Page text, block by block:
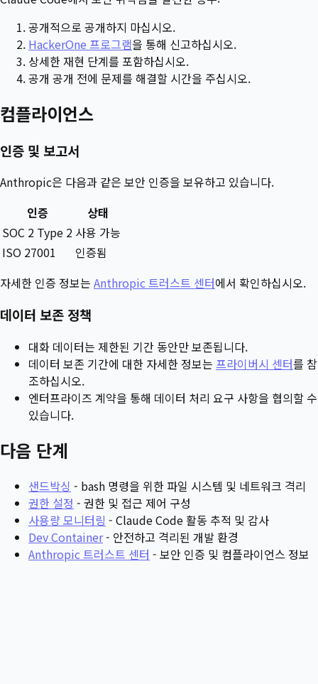
공개적으로 공개하지 마십시오.
HackerOne 프로그램을 통해 신고하십시오.
상세한 재현 단계를 포함하십시오.
공개 공개 전에 문제를 해결할 시간을 주십시오.
컴플라이언스
인증 및 보고서
Anthropic은 다음과 같은 보안 인증을 보유하고 있습니다.
인증
상태
SOC 2 Type 2 사용 가능
ISO 27001
인증됨
자세한 인증 정보는 Anthropic 트러스트 센터에서 확인하십시오.
데이터 보존 정책
대화 데이터는 제한된 기간 동안만 보존됩니다.
데이터 보존 기간에 대한 자세한 정보는 프라이버시 센터를 참
조하십시오.
엔터프라이즈 계약을 통해 데이터 처리 요구 사항을 협의할 수
있습니다.
다음 단계
샌드박싱 - bash 명령을 위한 파일 시스템 및 네트워크 격리
권한 설정 - 권한 및 접근 제어 구성
사용량 모니터링 - Claude Code 활동 추적 및 감사
Dev Container- 안전하고 격리된 개발 환경
Anthropic 트러스트 센터 - 보안 인증 및 컴플라이언스 정보